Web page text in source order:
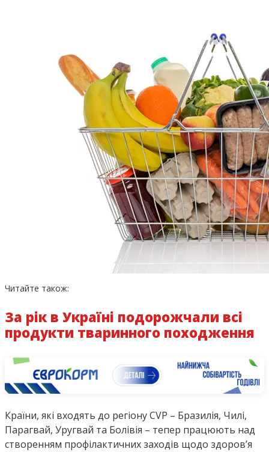
Читайте також:
За рік в Україні подорожчали всі
продукти тваринного походження
Країни, які входять до регіону CVP – Бразилія, Чилі,
Парагвай, Уругвай та Болівія – тепер працюють над
створенням профілактичних заходів щодо здоров’я